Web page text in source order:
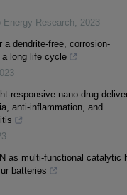
Research, 2023
dendrite-free, corrosion-
long life cycle
responsive nano-drug
anti-inflammation, and
as multi-functional catalytic
batteries